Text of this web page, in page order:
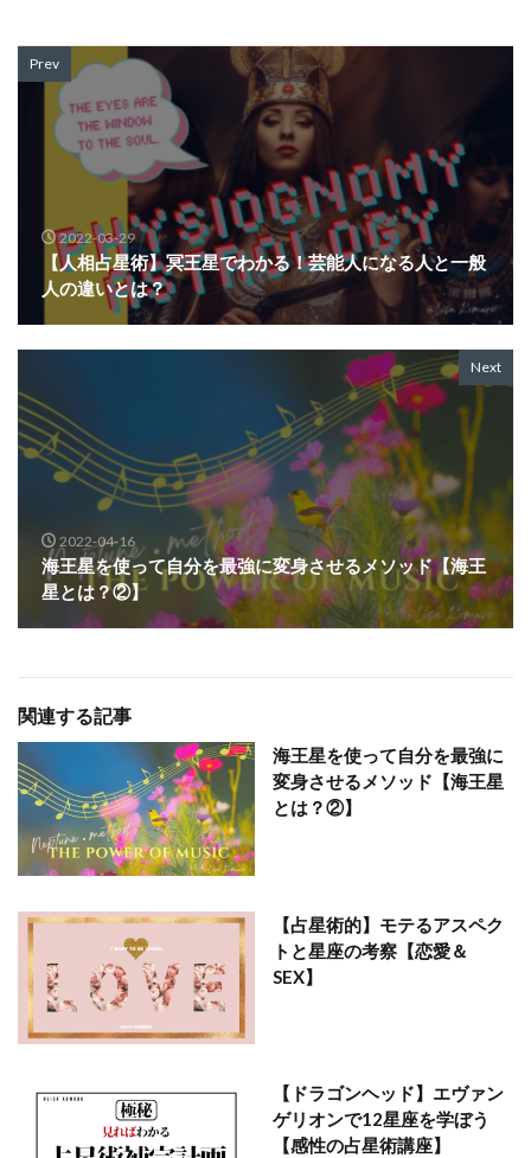
Prev
2022-03-29
【人相占星術】冥王星でわかる！芸能人になる人と一般
人の違いとは？
Next
2022-04-16
海王星を使って自分を最強に変身させるメソッド【海王
星とは？②】
関連する記事
海王星を使って自分を最強に
変身させるメソッド【海王星
とは？②】
【占星術的】モテるアスペク
トと星座の考察【恋愛＆
SEX】
【ドラゴンヘッド】エヴァン
ゲリオンで12星座を学ぼう
【感性の占星術講座】